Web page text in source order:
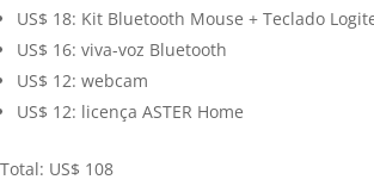
US$ 18: Kit Bluetooth Mouse + Teclado
US$ 16: viva-voz Bluetooth
US$ 12: webcam
US$ 12: licença ASTER Home
Total: US$ 108